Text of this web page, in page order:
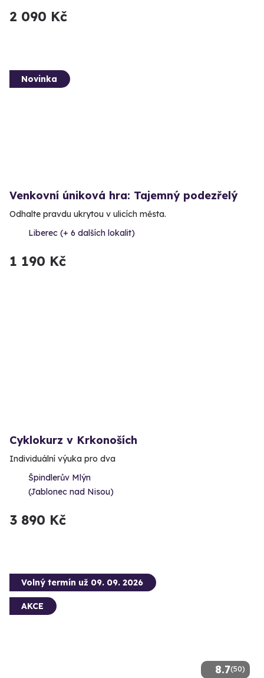
2 090 Kč
Novinka
Venkovní úniková hra: Tajemný podezřelý
Odhalte pravdu ukrytou v ulicích města.
Liberec (+ 6 dalších lokalit)
1 190 Kč
Cyklokurz v Krkonoších
Individuální výuka pro dva
Špindlerův Mlýn
(Jablonec nad Nisou)
3 890 Kč
8.7(50)
Volný termín už 09. 09. 2026
AKCE